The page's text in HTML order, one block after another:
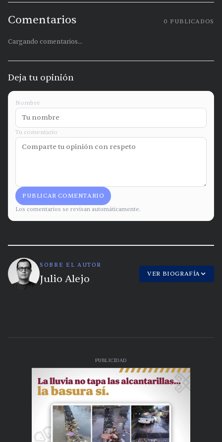
Comentarios 0 PUBLICADOS
Cargando comentarios...
Deja tu opinión
Nombre
Tu comentario
PUBLICAR COMENTARIO
Los comentarios se revisan automáticamente.
SOBRE EL AUTOR
Julio Alejo VER BIOGRAFÍA
PUBLICIDAD